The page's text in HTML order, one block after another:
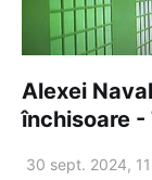
Alexei
închisoare -
30 sept. 2024,